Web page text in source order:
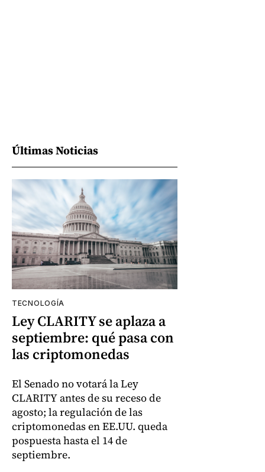
Últimas Noticias
TECNOLOGÍA
Ley CLARITY se aplaza a
septiembre: qué pasa con
las criptomonedas
El Senado no votará la Ley
CLARITY antes de su receso de
agosto; la regulación de las
criptomonedas en EE.UU. queda
pospuesta hasta el 14 de
septiembre.